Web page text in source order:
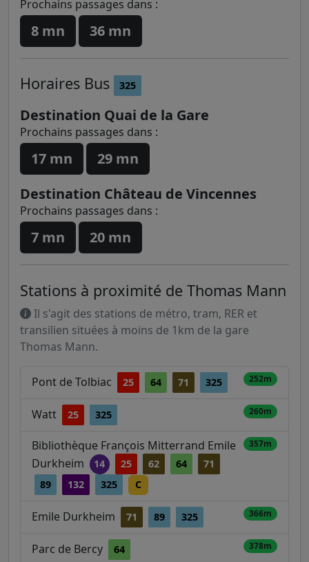
Prochains passages dans :
8 mn 36 mn
Horaires Bus 325
Destination Quai de la Gare
Prochains passages dans :
17 mn
29 mn
Destination Château de Vincennes
Prochains passages dans :
7 mn 20 mn
Stations à proximité de Thomas Mann
Il s'agit des stations de métro, tram, RER et
transilien situées à moins de 1km de la gare
Thomas Mann.
Pont de Tolbiac 25 64 71 325 252m
Watt 25 325 260m
Bibliothèque François Mitterrand Emile
Durkheim
14 25 62 64
71
89
132 325 C
357m
Emile Durkheim 71 89 325 366m
Parc de Bercy 64 378m